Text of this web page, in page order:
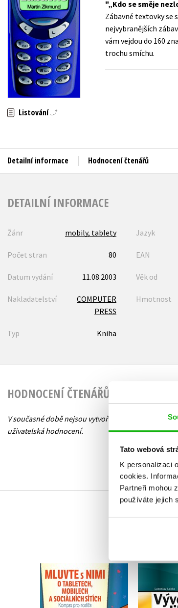
Tato webová
K personalizaci
cookies.
Partneři mohou
používáte jejich
Auto - moto
Beletrie pro děti
Beletrie pro dospělé
Byznys a ekonomie
Jazyky
Kalendáře
Kariéra a
Listování
„Kdo se směje
Zábavné textovky se
nejvybranějších
vám vejdou do 160
trochu smíchu.
Detailní informace Hodnocení čtenářů
DETAILNÍ INFORMACE
Žánr mobily, tablety Jazyk
Počet stran 80 EAN
Datum vydání 11.08.2003 Věk od
Nakladatelství
COMPUTER
PRESS
Hmotnost
Typ Kniha
HODNOCENÍ ČTENÁŘŮ
V současné době nejsou vytvořena žádná
uživatelská hodnocení.
Mluvte s nimi o
tabletech, mobilech a
sociálních sítích
Alicia Banderas
Vývoj